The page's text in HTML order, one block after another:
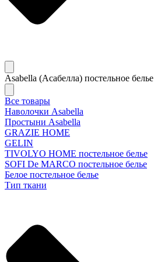
Asabella (Асабелла) постельное белье
Все товары
Наволочки Asabella
Простыни Asabella
GRAZIE HOME
GELIN
TIVOLYO HOME постельное белье
SOFI De MARCO постельное белье
Белое постельное белье
Тип ткани